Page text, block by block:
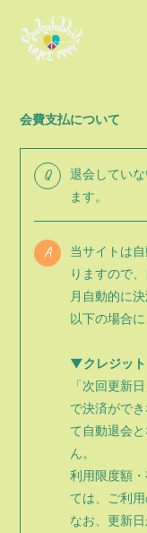
SCHEDULE
MOVIE
会員登録
会費支払について
Q
退会してい
ます。
A
当サイトは
りますので
月自動的に
以下の場合
▼クレジッ
「次回更新
で決済がで
て 自動退会
ん。
利用限度額
ては、ご利
なお、更新